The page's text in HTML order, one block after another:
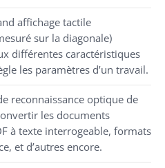
affichage tactile
sur la diagonale)
différentes caractéristiques
les paramètres d’un travail.
reconnaissance optique de
les documents
à texte interrogeable, formats
et d’autres encore.